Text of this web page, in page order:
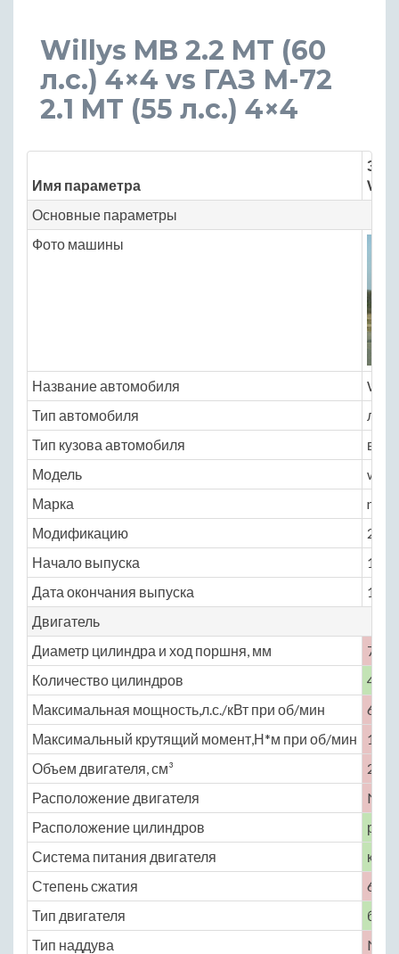
Willys MB 2.2 MT (60
л.с.) 4×4 vs ГАЗ М-72
2.1 MT (55 л.с.) 4×4
Имя параметра
Основные параметры
Фото машины
Название автомобиля
Тип автомобиля
Тип кузова автомобиля
Модель
willis
Марка
mb
Модификацию
2.2
Начало выпуска
1941
Дата окончания выпуска
1945
Двигатель
Диаметр цилиндра и ход поршня, мм
79.4
Количество цилиндров
4
Максимальная мощность,л.с./кВт при об/мин
60 /
Максимальный крутящий момент,Н*м при об/мин
142
Объем двигателя, см³
2199
Расположение двигателя
No
Расположение цилиндров
Система питания двигателя
Степень сжатия
6.48
Тип двигателя
Тип наддува
No